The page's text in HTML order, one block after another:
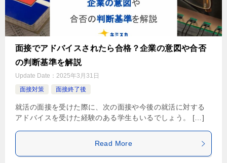
面接でアドバイスされたら合格？企業の意図や合否
の判断基準を解説
Update Date： 2025年3月31日
面接対策
面接終了後
就活の面接を受けた際に、次の面接や今後の就活に対する
アドバイスを受けた経験のある学生もいるでしょう。 […]
Read More